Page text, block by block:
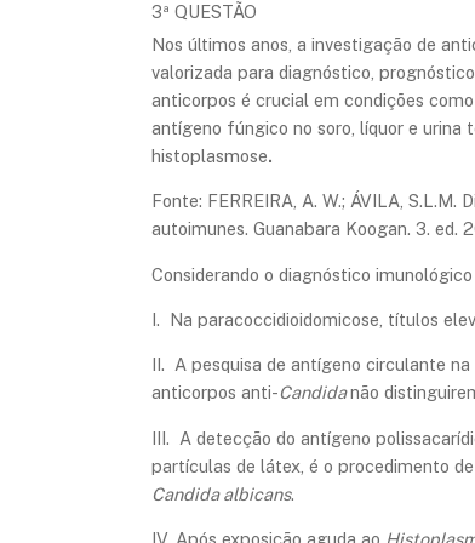
3ª QUESTÃO
Nos últimos anos, a investigação de
valorizada para diagnóstico,
anticorpos é crucial em condições
antígeno fúngico no soro, líquor e urina
histoplasmose.
Fonte: FERREIRA, A. W.; ÁVILA,
autoimunes. Guanabara Koogan. 3. ed.
Considerando o diagnóstico
I. Na paracoccidioidomicose, títulos
II. A pesquisa de antígeno circulante
anticorpos anti-Candidanão
III. A detecção do antígeno
partículas de látex, é o procedimento
Candida albicans.